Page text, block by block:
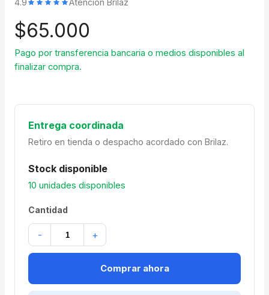
4.9 Atencion Brilaz
$65.000
Pago por transferencia bancaria o medios disponibles al
finalizar compra.
Entrega coordinada
Retiro en tienda o despacho acordado con Brilaz.
Stock disponible
10 unidades disponibles
Cantidad
- +
Comprar ahora